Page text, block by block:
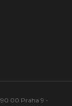
00 Praha 9 -